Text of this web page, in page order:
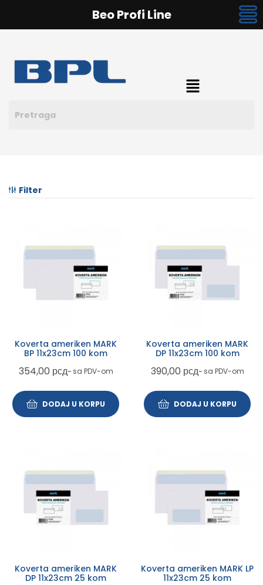
Filter
Koverta ameriken MARK
BP 11x23cm 100 kom
354,00 рсд~ sa PDV-om
DODAJ U KORPU
Koverta ameriken MARK
DP 11x23cm 100 kom
390,00 рсд~ sa PDV-om
DODAJ U KORPU
Koverta ameriken MARK
DP 11x23cm 25 kom
Koverta ameriken MARK LP
11x23cm 25 kom
Beo Profi Line